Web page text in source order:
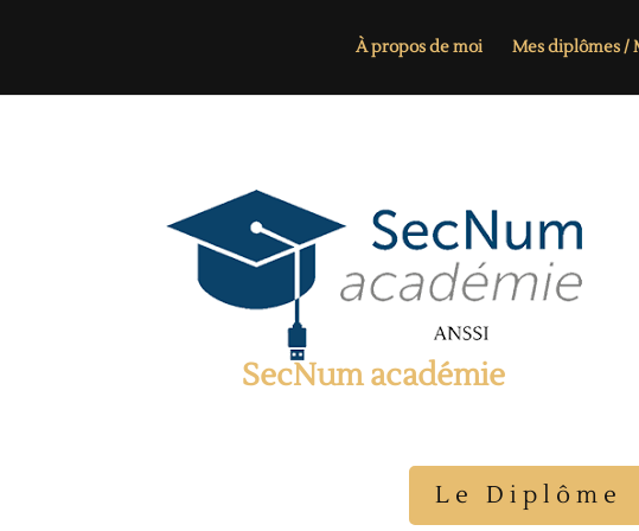
À propos de moi Mes diplômes /
SecNum académie
Le Diplôme